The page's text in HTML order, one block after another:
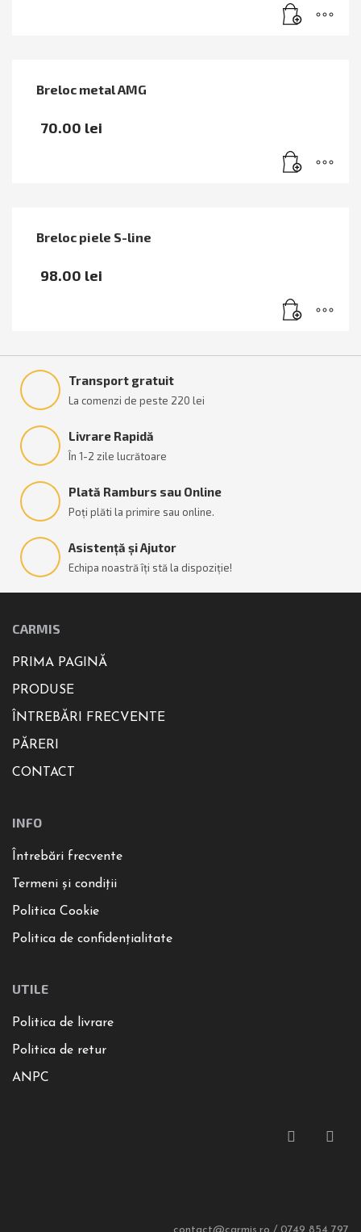
Breloc metal AMG
70.00 lei
Breloc piele S-line
98.00 lei
Transport gratuit
La comenzi de peste 220 lei
Livrare Rapidă
În 1-2 zile lucrătoare
Plată Ramburs sau Online
Poți plăti la primire sau online.
Asistență și Ajutor
Echipa noastră îți stă la dispoziție!
CARMIS
PRIMA PAGINĂ
PRODUSE
ÎNTREBĂRI FRECVENTE
PĂRERI
CONTACT
INFO
Întrebări frecvente
Termeni și condiții
Politica Cookie
Politica de confidențialitate
UTILE
Politica de livrare
Politica de retur
ANPC